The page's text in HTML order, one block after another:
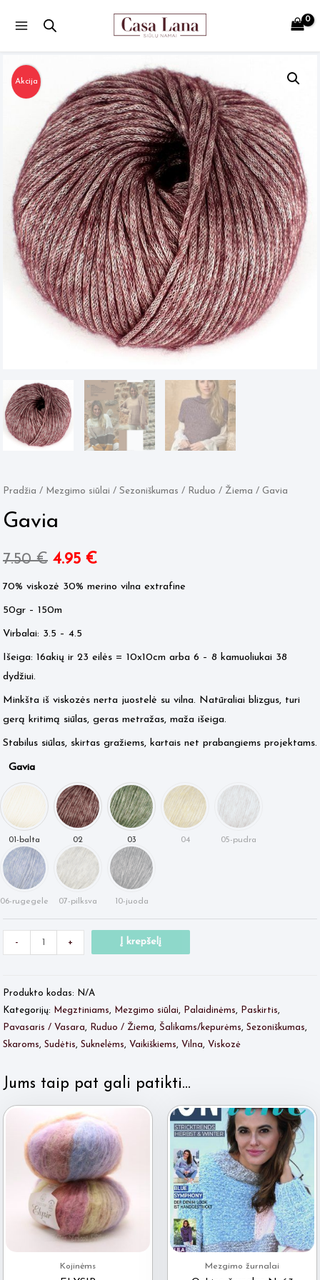
Menu
Akcija
Pradžia / Mezgimo siūlai / Sezoniškumas / Ruduo / Žiema / Gavia
Gavia
7.50€ Original
price
was:
4.95 €Current
price
70% viskozė 30% merino vilna extrafine
50gr – 150m
Virbalai: 3.5 – 4.5
Išeiga: 16akių ir 23 eilės = 10x10cm arba 6 – 8 kamuoliukai 38
dydžiui.
Minkšta iš viskozės nerta juostelė su vilna. Natūraliai blizgus, turi
gerą kritimą siūlas, geras metražas, maža išeiga.
Stabilus siūlas, skirtas gražiems, kartais net prabangiems projektams.
Gavia
Quantity
-
produkto
Quantity
+ Į krepšelį
Produkto kodas:
N/A
Kategorijų:
Megztiniams, Mezgimo siūlai, Palaidinėms, Paskirtis,
Pavasaris / Vasara, Ruduo / Žiema, Šalikams/kepurėms, Sezoniškumas,
Skaroms, Sudėtis, Suknelėms, Vaikiškiems, Vilna, Viskozė
Jums taip pat gali patikti…
Kojinėms Mezgimo žurnalai